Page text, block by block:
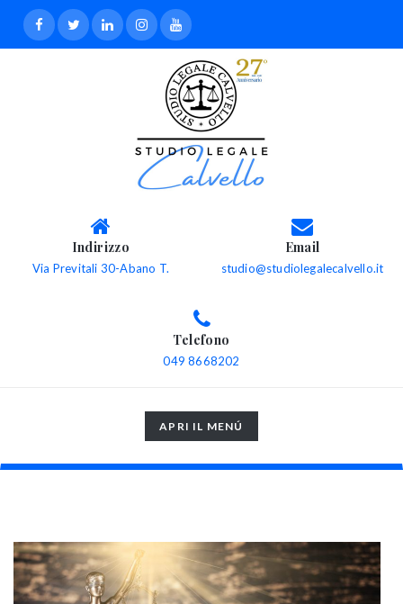
Indirizzo
Via Previtali 30-Abano T.
Email
studio@studiolegalecalvello.it
Telefono
049 8668202
TOGGLE
NAVIGATION
APRI IL MENÚ